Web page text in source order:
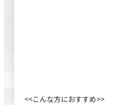
<<こんな方におすすめ>>